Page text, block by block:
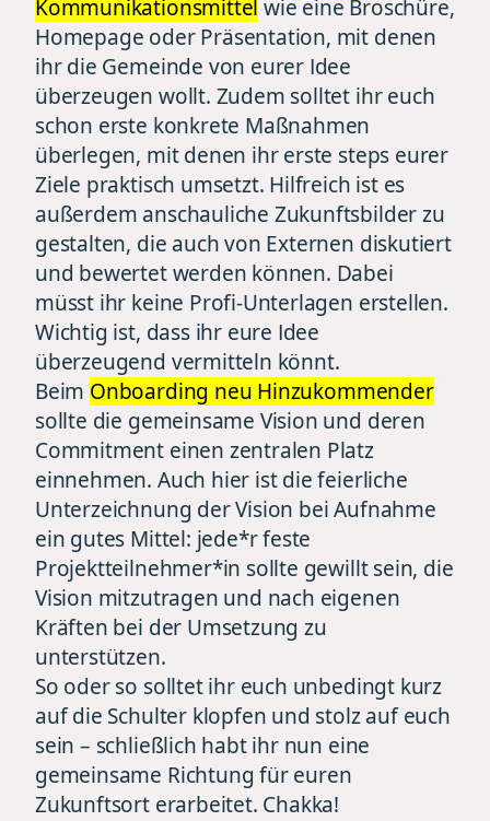
Kommunikationsmittel wie eine Broschüre,
Homepage oder Präsentation, mit denen
ihr die Gemeinde von eurer Idee
überzeugen wollt. Zudem solltet ihr euch
schon erste konkrete Maßnahmen
überlegen, mit denen ihr erste steps eurer
Ziele praktisch umsetzt. Hilfreich ist es
außerdem anschauliche Zukunftsbilder zu
gestalten, die auch von Externen diskutiert
und bewertet werden können. Dabei
müsst ihr keine Profi-Unterlagen erstellen.
Wichtig ist, dass ihr eure Idee
überzeugend vermitteln könnt.
Beim Onboarding neu Hinzukommender
sollte die gemeinsame Vision und deren
Commitment einen zentralen Platz
einnehmen. Auch hier ist die feierliche
Unterzeichnung der Vision bei Aufnahme
ein gutes Mittel: jede*r feste
Projektteilnehmer*in sollte gewillt sein, die
Vision mitzutragen und nach eigenen
Kräften bei der Umsetzung zu
unterstützen.
So oder so solltet ihr euch unbedingt kurz
auf die Schulter klopfen und stolz auf euch
sein – schließlich habt ihr nun eine
gemeinsame Richtung für euren
Zukunftsort erarbeitet. Chakka!